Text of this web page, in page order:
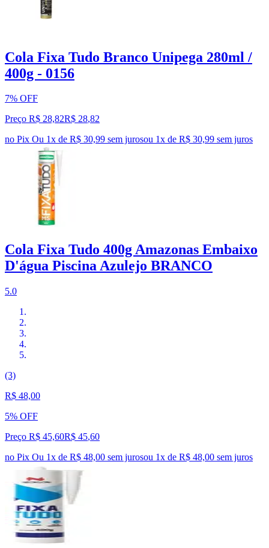
Cola Fixa Tudo Branco Unipega 280ml /
400g - 0156
7% OFF
Preço R$ 28,82R$ 28,82
no Pix Ou 1x de R$ 30,99 sem jurosou 1x de R$ 30,99 sem juros
Cola Fixa Tudo 400g Amazonas Embaixo
D'água Piscina Azulejo BRANCO
5.0
(3)
R$ 48,00
5% OFF
Preço R$ 45,60R$ 45,60
no Pix Ou 1x de R$ 48,00 sem jurosou 1x de R$ 48,00 sem juros